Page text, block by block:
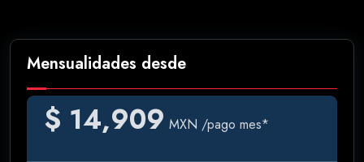
Mensualidades desde
$ 14,909 MXN /pago mes*